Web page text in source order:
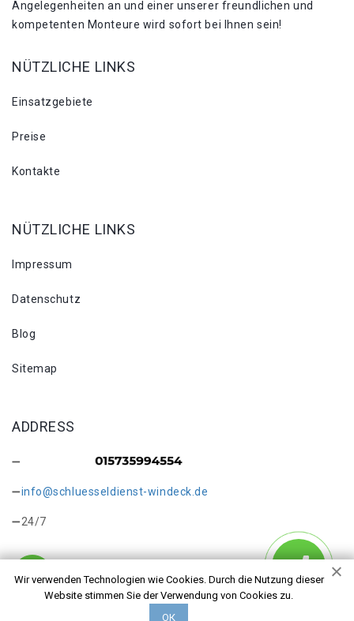
Wir verwenden Technologien wie Cookies. Durch die Nutzung dieser
Website stimmen Sie der Verwendung von Cookies zu.
ОК
Angelegenheiten an und einer unserer freundlichen und
kompetenten Monteure wird sofort bei Ihnen sein!
NÜTZLICHE LINKS
Einsatzgebiete
Preise
Kontakte
NÜTZLICHE LINKS
Impressum
Datenschutz
Blog
Sitemap
ADDRESS
info@schluesseldienst-windeck.de
24/7
Copyright © 2026 Schlüsseldienst Windeck Wiedenhof. Alle